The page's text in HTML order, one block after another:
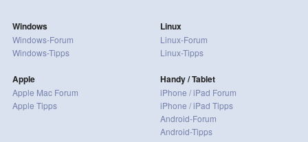
Windows
Windows-Forum
Windows-Tipps
Apple
Apple Mac Forum
Apple Tipps
Linux
Linux-Forum
Linux-Tipps
Handy / Tablet
iPhone / iPad Forum
iPhone / iPad Tipps
Android-Forum
Android-Tipps